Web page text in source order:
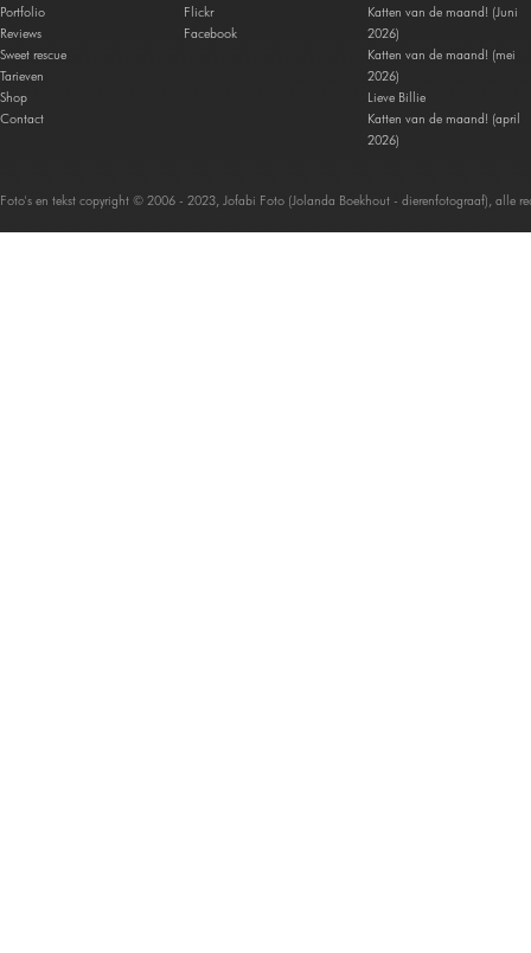
Portfolio
Reviews
Sweet rescue
Tarieven
Shop
Contact
Flickr
Facebook
Katten van de maand! (Juni
2026)
Katten van de maand! (mei
2026)
Lieve Billie
Katten van de maand! (april
2026)
Foto's en tekst copyright © 2006 - 2023, Jofabi Foto (Jolanda Boekhout - dierenfotograaf), alle